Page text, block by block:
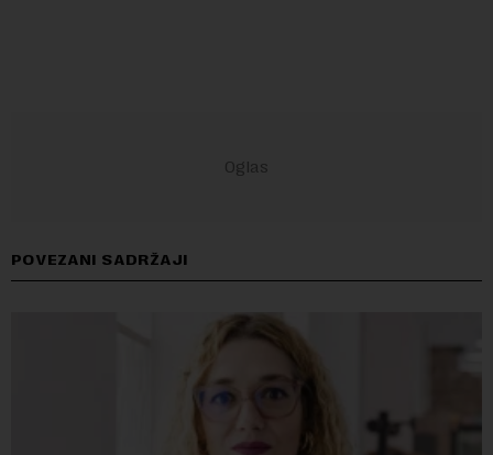
POVEZANI SADRŽAJI